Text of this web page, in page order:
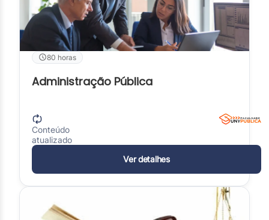
80 horas
Administração Pública
Conteúdo
atualizado
Ver detalhes